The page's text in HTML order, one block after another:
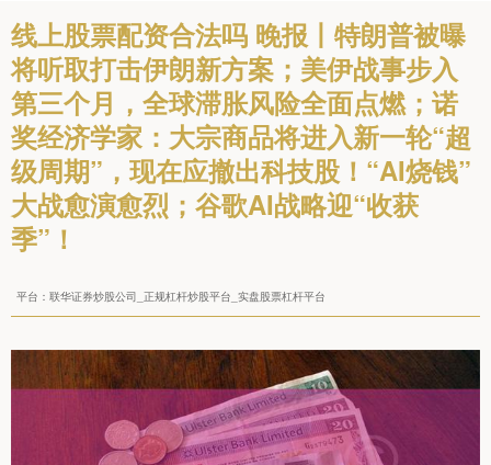
线上股票配资合法吗 晚报丨特朗普被曝
将听取打击伊朗新方案；美伊战事步入
第三个月，全球滞胀风险全面点燃；诺
奖经济学家：大宗商品将进入新一轮“超
级周期”，现在应撤出科技股！“AI烧钱”
大战愈演愈烈；谷歌AI战略迎“收获
季”！
平台：联华证券炒股公司_正规杠杆炒股平台_实盘股票杠杆平台